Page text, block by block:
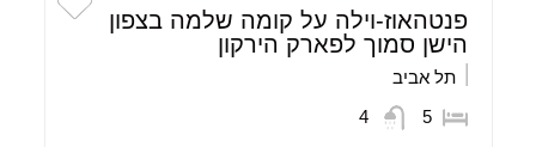
פנטהאוז-וילה על קומה שלמה בצפון
הישן סמוך לפארק הירקון
תל אביב
5
4